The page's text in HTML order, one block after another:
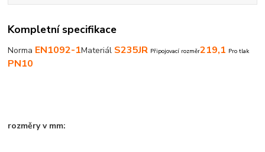
Kompletní specifikace
Norma EN1092-1Materiál S235JR Připojovací rozměr219,1 Pro tlak
PN10
rozměry v mm: